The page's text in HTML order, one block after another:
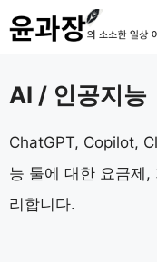
컨
텐
로
건
너
뛰
AI / 인공지능
ChatGPT, Copilot,
능 툴에 대한 요금제,
리합니다.